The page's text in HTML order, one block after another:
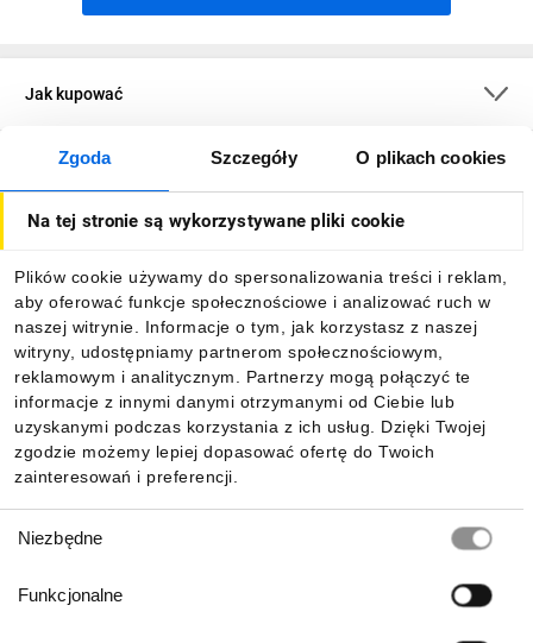
Zgoda Szczegóły O plikach cookies
Na tej stronie są wykorzystywane pliki cookie
Plików cookie używamy do spersonalizowania treści i reklam,
aby oferować funkcje społecznościowe i analizować ruch w
naszej witrynie. Informacje o tym, jak korzystasz z naszej
witryny, udostępniamy partnerom społecznościowym,
reklamowym i analitycznym. Partnerzy mogą połączyć te
informacje z innymi danymi otrzymanymi od Ciebie lub
uzyskanymi podczas korzystania z ich usług. Dzięki Twojej
zgodzie możemy lepiej dopasować ofertę do Twoich
zainteresowań i preferencji.
zgody
Niezbędne
Funkcjonalne
Jak kupować
O firmie
Informacje
Pobierz naszą aplikację mobilną: